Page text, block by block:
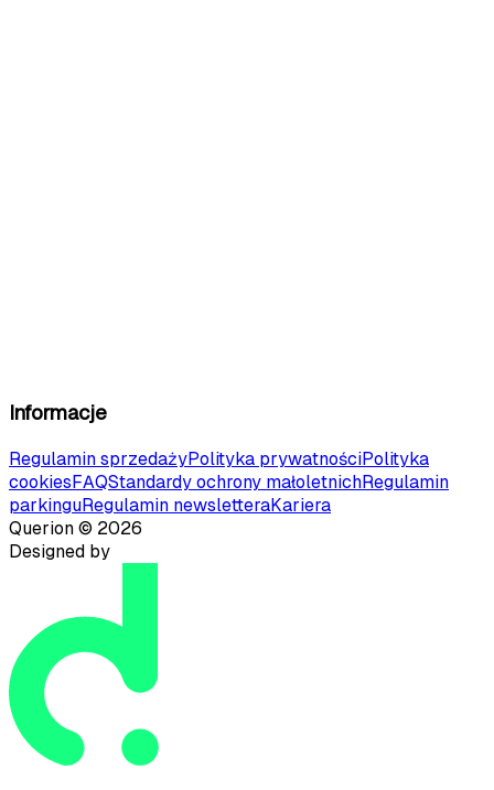
Informacje
Regulamin sprzedażyPolityka prywatnościPolityka
cookiesFAQStandardy ochrony małoletnichRegulamin
parkinguRegulamin newsletteraKariera
Querion © 2026
Designed by